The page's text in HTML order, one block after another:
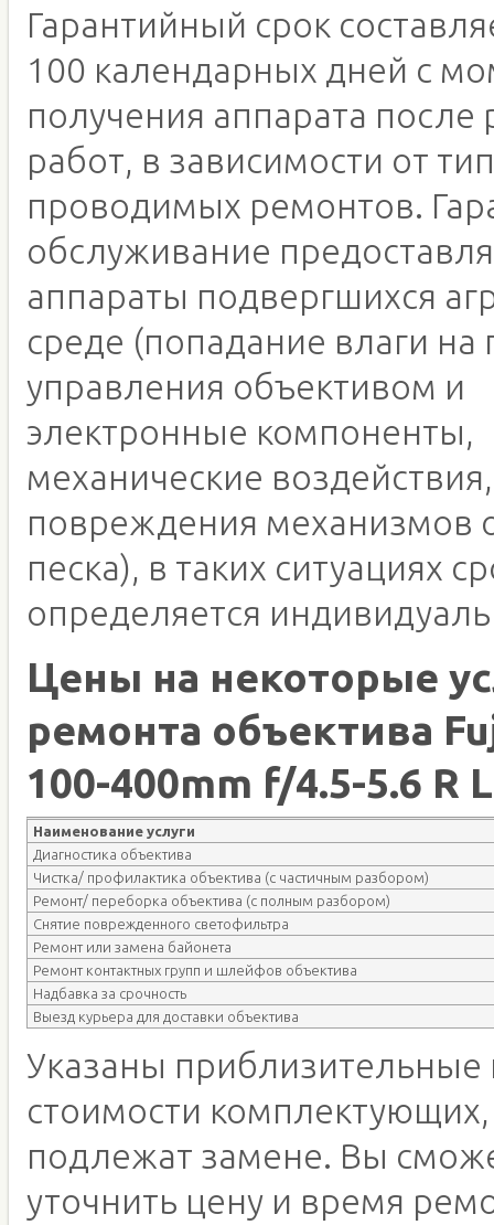
Гарантийный срок
100 календарных дней с
получения аппарата
работ, в зависимости от
проводимых ремонтов.
обслуживание
аппараты подвергшихся
среде (попадание влаги на
управления объективом и
электронные компоненты,
механические воздействия,
повреждения механизмов
песка), в таких ситуациях
определяется
Цены на некоторые
ремонта объектива
100-400mm f/4.5-5.6 R
Наименование услуги
Диагностика объектива
Чистка/ профилактика объектива (с частичным разбором)
Ремонт/ переборка объектива (с полным разбором)
Снятие поврежденного светофильтра
Ремонт или замена байонета
Ремонт контактных групп и шлейфов объектива
Надбавка за срочность
Выезд курьера для доставки объектива
Указаны приблизительные
стоимости
подлежат замене. Вы
уточнить цену и время